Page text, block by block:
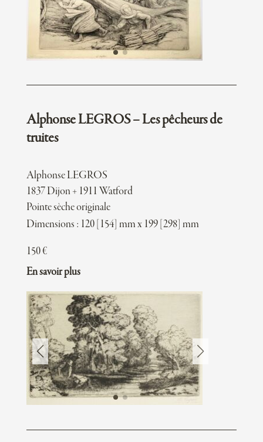
Alphonse LEGROS – Les pêcheurs de
truites
Alphonse LEGROS
1837 Dijon + 1911 Watford
Pointe sèche originale
Dimensions : 120 [154] mm x 199 [298] mm
150€
En savoir plus